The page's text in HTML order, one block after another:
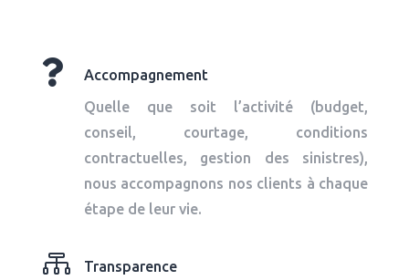

Accompagnement
Quelle que soit l’activité (budget,
conseil, courtage, conditions
contractuelles, gestion des sinistres),
nous accompagnons nos clients à chaque
étape de leur vie.

Transparence